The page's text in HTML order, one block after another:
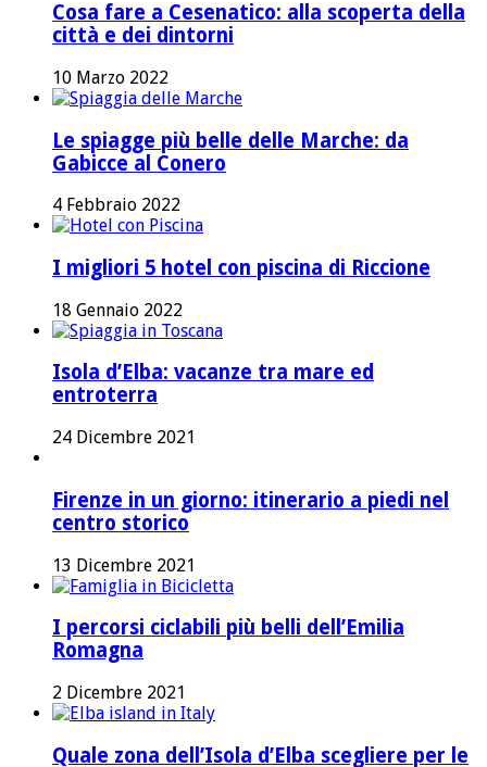
Cosa fare a Cesenatico: alla scoperta della
città e dei dintorni
10 Marzo 2022
Le spiagge più belle delle Marche: da
Gabicce al Conero
4 Febbraio 2022
I migliori 5 hotel con piscina di Riccione
18 Gennaio 2022
Isola d’Elba: vacanze tra mare ed
entroterra
24 Dicembre 2021
Firenze in un giorno: itinerario a piedi nel
centro storico
13 Dicembre 2021
I percorsi ciclabili più belli dell’Emilia
Romagna
2 Dicembre 2021
Quale zona dell’Isola d’Elba scegliere per le